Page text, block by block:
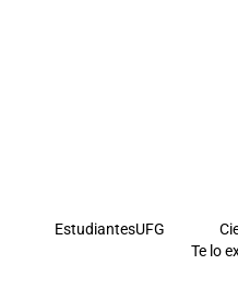
EstudiantesUFG
Te lo